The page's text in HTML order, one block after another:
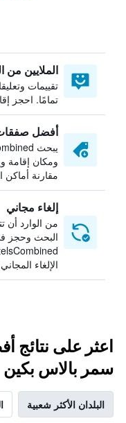
الملايين من
تقييمات
تمامًا. احجز
أفضل
ومكان إقامة
مقارنة أماكن
إلغاء مجاني
من الوارد أن
البحث وحجز
الإلغاء المجاني
اعثر على نتائج
سمر بالاس بكين
البلدان الأكثر شعبية